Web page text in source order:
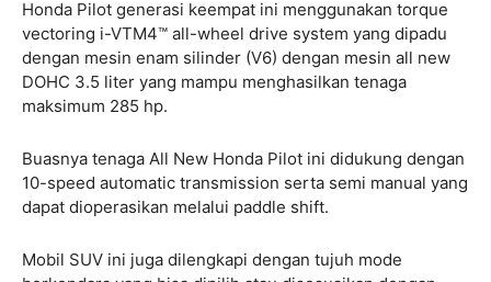
Honda Pilot generasi keempat ini menggunakan torque
vectoring i-VTM4™ all-wheel drive system yang dipadu
dengan mesin enam silinder (V6) dengan mesin all new
DOHC 3.5 liter yang mampu menghasilkan tenaga
maksimum 285 hp.
Buasnya tenaga All New Honda Pilot ini didukung dengan
10-speed automatic transmission serta semi manual yang
dapat dioperasikan melalui paddle shift.
Mobil SUV ini juga dilengkapi dengan tujuh mode